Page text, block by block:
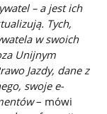
– a jest ich
Tych,
w swoich
Unijnym
Jazdy, dane z
swoje e-
– mówi